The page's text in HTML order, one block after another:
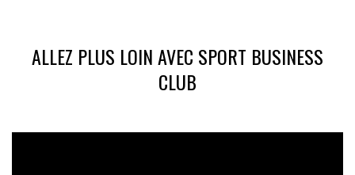
ALLEZ PLUS LOIN AVEC SPORT BUSINESS
CLUB